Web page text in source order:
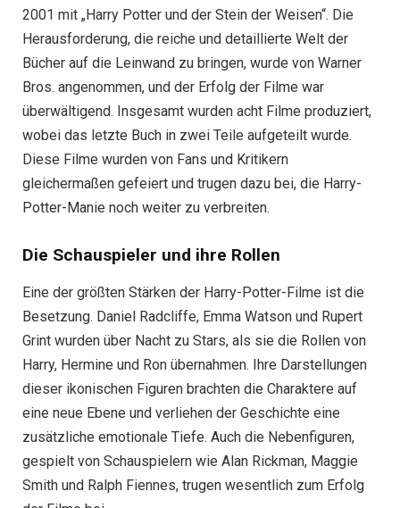
2001 mit „Harry Potter und der Stein der Weisen“. Die
Herausforderung, die reiche und detaillierte Welt der
Bücher auf die Leinwand zu bringen, wurde von Warner
Bros. angenommen, und der Erfolg der Filme war
überwältigend. Insgesamt wurden acht Filme produziert,
wobei das letzte Buch in zwei Teile aufgeteilt wurde.
Diese Filme wurden von Fans und Kritikern
gleichermaßen gefeiert und trugen dazu bei, die Harry-
Potter-Manie noch weiter zu verbreiten.
Die Schauspieler und ihre Rollen
Eine der größten Stärken der Harry-Potter-Filme ist die
Besetzung. Daniel Radcliffe, Emma Watson und Rupert
Grint wurden über Nacht zu Stars, als sie die Rollen von
Harry, Hermine und Ron übernahmen. Ihre Darstellungen
dieser ikonischen Figuren brachten die Charaktere auf
eine neue Ebene und verliehen der Geschichte eine
zusätzliche emotionale Tiefe. Auch die Nebenfiguren,
gespielt von Schauspielern wie Alan Rickman, Maggie
Smith und Ralph Fiennes, trugen wesentlich zum Erfolg